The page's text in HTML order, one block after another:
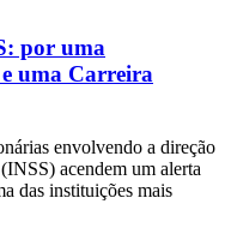
por uma
uma Carreira
envolvendo a direção
acendem um alerta
das instituições mais